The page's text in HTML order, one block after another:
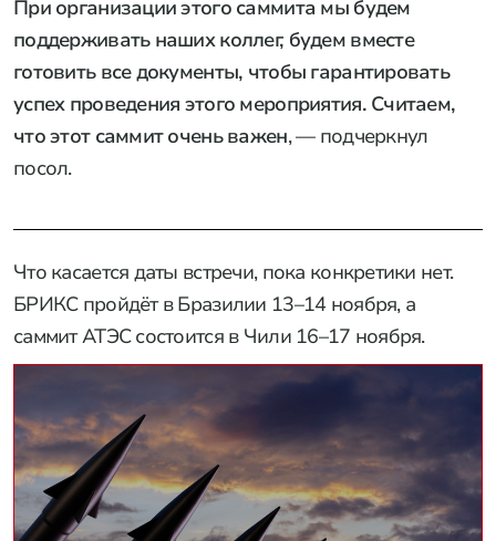
При организации этого саммита мы будем
поддерживать наших коллег, будем вместе
готовить все документы, чтобы гарантировать
успех проведения этого мероприятия. Считаем,
что этот саммит очень важен, — подчеркнул
посол.
Что касается даты встречи, пока конкретики нет.
БРИКС пройдёт в Бразилии 13–14 ноября, а
саммит АТЭС состоится в Чили 16–17 ноября.